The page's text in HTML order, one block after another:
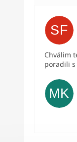
SF
Chválim
poradili s
MK